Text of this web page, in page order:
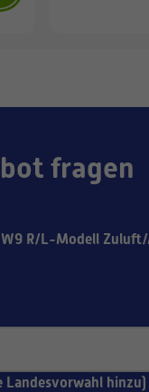
fragen
W9 R/L-Modell
Landesvorwahl hinzu)